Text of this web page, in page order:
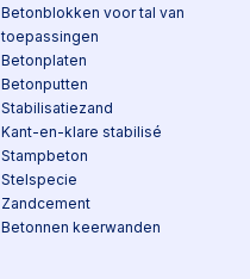
Betonblokken voor tal van
toepassingen
Betonplaten
Betonputten
Stabilisatiezand
Kant-en-klare stabilisé
Stampbeton
Stelspecie
Zandcement
Betonnen keerwanden